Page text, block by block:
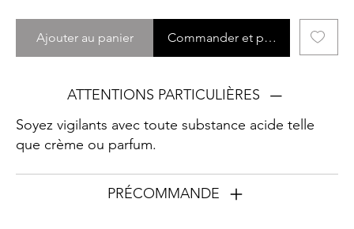
Ajouter au panier Commander et payer
ATTENTIONS PARTICULIÈRES
Soyez vigilants avec toute substance acide telle
que crème ou parfum.
PRÉCOMMANDE